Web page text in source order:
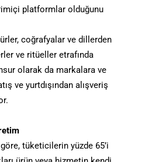
platformlar olduğunu
coğrafyalar ve dillerden
ve ritüeller etrafında
olarak da markalara ve
ve yurtdışından alışveriş
tüketicilerin yüzde 65’i